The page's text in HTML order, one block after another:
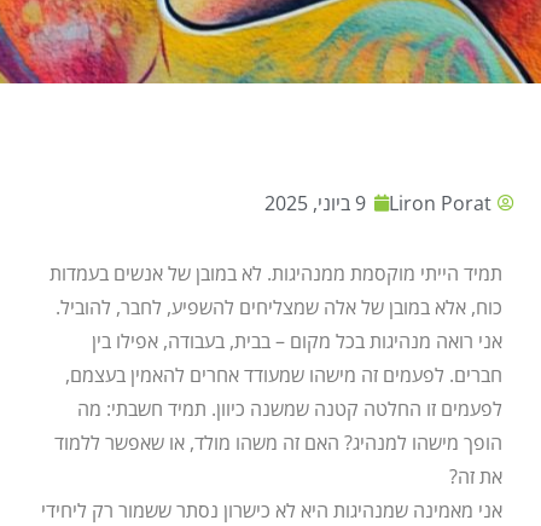
Liron Porat 9 ביוני, 2025
תמיד הייתי מוקסמת ממנהיגות. לא במובן של אנשים בעמדות
כוח, אלא במובן של אלה שמצליחים להשפיע, לחבר, להוביל.
אני רואה מנהיגות בכל מקום – בבית, בעבודה, אפילו בין
חברים. לפעמים זה מישהו שמעודד אחרים להאמין בעצמם,
לפעמים זו החלטה קטנה שמשנה כיוון. תמיד חשבתי: מה
הופך מישהו למנהיג? האם זה משהו מולד, או שאפשר ללמוד
את זה?
אני מאמינה שמנהיגות היא לא כישרון נסתר ששמור רק ליחידי